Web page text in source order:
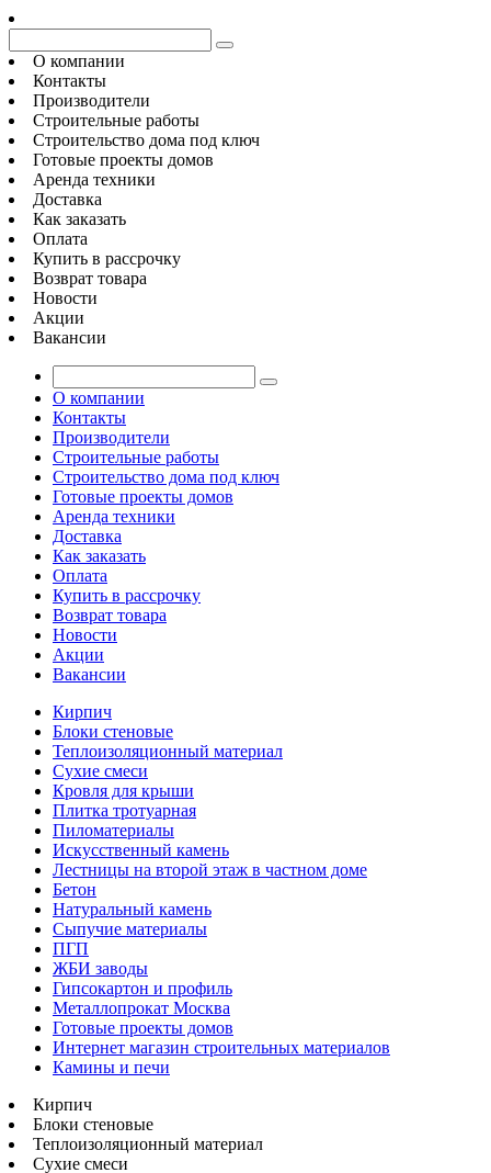
О компании
Контакты
Производители
Строительные работы
Строительство дома под ключ
Готовые проекты домов
Аренда техники
Доставка
Как заказать
Оплата
Купить в рассрочку
Возврат товара
Новости
Акции
Вакансии
О компании
Контакты
Производители
Строительные работы
Строительство дома под ключ
Готовые проекты домов
Аренда техники
Доставка
Как заказать
Оплата
Купить в рассрочку
Возврат товара
Новости
Акции
Вакансии
Кирпич
Блоки стеновые
Теплоизоляционный материал
Сухие смеси
Кровля для крыши
Плитка тротуарная
Пиломатериалы
Искусственный камень
Лестницы на второй этаж в частном доме
Бетон
Натуральный камень
Сыпучие материалы
ПГП
ЖБИ заводы
Гипсокартон и профиль
Металлопрокат Москва
Готовые проекты домов
Интернет магазин строительных материалов
Камины и печи
Кирпич
Блоки стеновые
Теплоизоляционный материал
Сухие смеси